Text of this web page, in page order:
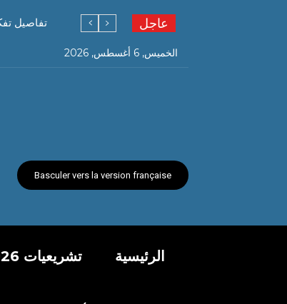
عاجل تفاصيل
الخميس, 6 أغسطس, 2026
Basculer vers la version française
الرئيسية تشريعيات 2026